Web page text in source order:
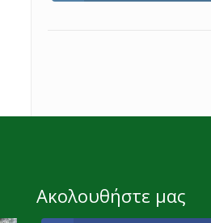
Ακολουθήστε μας